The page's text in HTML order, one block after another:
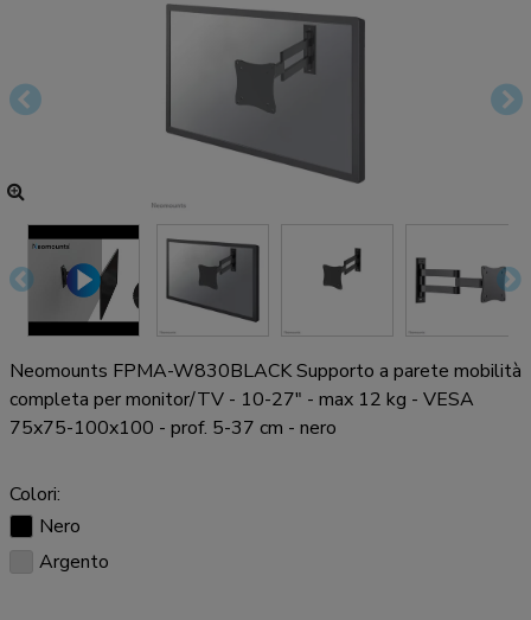
Neomounts FPMA-W830BLACK Supporto a parete mobilità
completa per monitor/TV - 10-27" - max 12 kg - VESA
75x75-100x100 - prof. 5-37 cm - nero
Colori:
Nero
Argento